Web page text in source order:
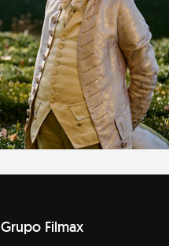
Grupo Filmax